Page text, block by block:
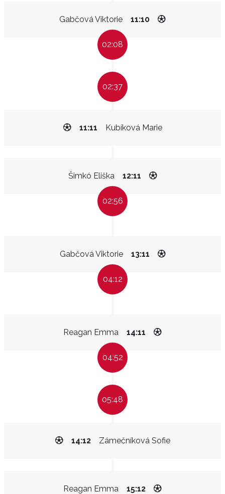
Gabčová Viktorie 11:10
02:08
02:37
Kubíková Marie
11:11
Šimkó Eliška 12:11
02:56
Gabčová Viktorie 13:11
04:12
Reagan Emma 14:11
04:52
05:48
Zámečníková Sofie
14:12
Reagan Emma 15:12